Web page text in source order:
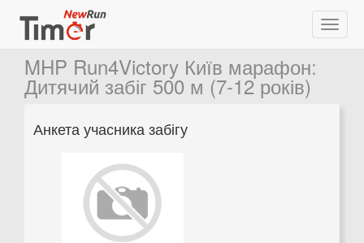
MHP Run4Victory Київ марафон:
Дитячий забіг 500 м (7-12 років)
Анкета учасника забігу